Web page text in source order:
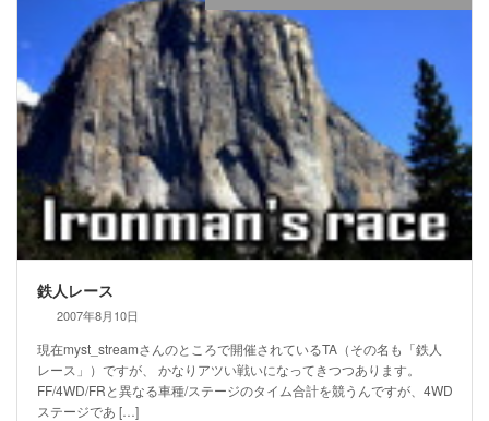
鉄人レース
2007年8月10日
現在myst_streamさんのところで開催されているTA（その名も「鉄人
レース」）ですが、 かなりアツい戦いになってきつつあります。
FF/4WD/FRと異なる車種/ステージのタイム合計を競うんですが、4WD
ステージであ […]